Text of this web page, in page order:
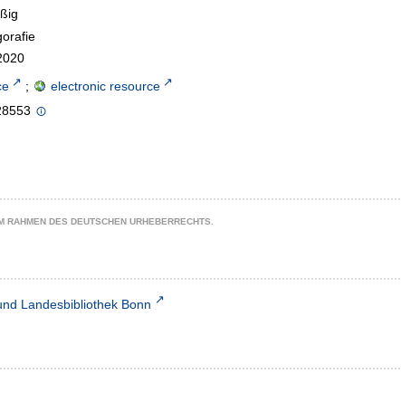
;
electronic resource
DES DEUTSCHEN URHEBERRECHTS.
Landesbibliothek Bonn